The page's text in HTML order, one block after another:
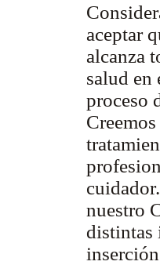
aceptar
alcanza
salud en
proceso
nuestro
distintas